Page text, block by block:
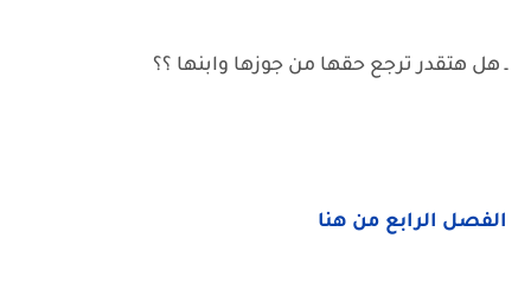
ـ هل هتقدر ترجع حقها من جوزها وابنها ؟؟
الفصل الرابع من هنا